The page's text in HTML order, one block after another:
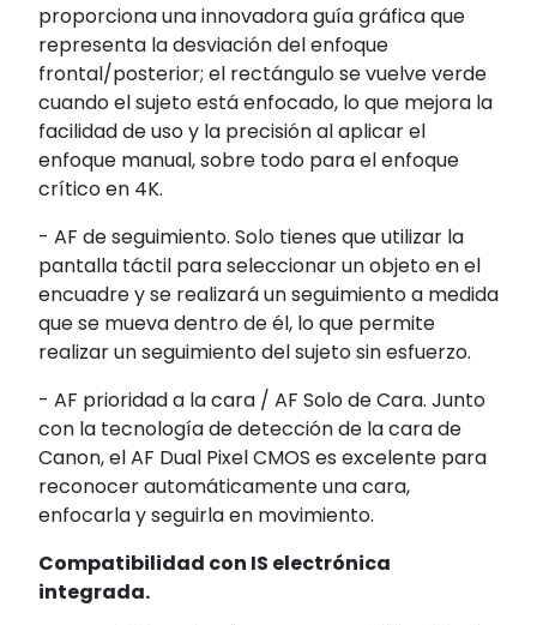
proporciona una innovadora guía gráfica que
representa la desviación del enfoque
frontal/posterior; el rectángulo se vuelve verde
cuando el sujeto está enfocado, lo que mejora la
facilidad de uso y la precisión al aplicar el
enfoque manual, sobre todo para el enfoque
crítico en 4K.
- AF de seguimiento. Solo tienes que utilizar la
pantalla táctil para seleccionar un objeto en el
encuadre y se realizará un seguimiento a medida
que se mueva dentro de él, lo que permite
realizar un seguimiento del sujeto sin esfuerzo.
- AF prioridad a la cara / AF Solo de Cara. Junto
con la tecnología de detección de la cara de
Canon, el AF Dual Pixel CMOS es excelente para
reconocer automáticamente una cara,
enfocarla y seguirla en movimiento.
Compatibilidad con IS electrónica
integrada.